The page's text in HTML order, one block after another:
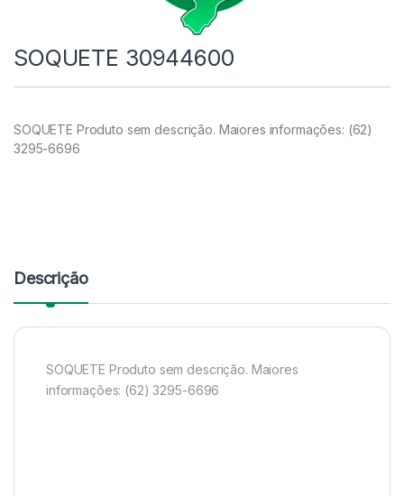
SOQUETE 30944600
SOQUETE Produto sem descrição. Maiores informações: (62)
3295-6696
Descrição
SOQUETE Produto sem descrição. Maiores
informações: (62) 3295-6696